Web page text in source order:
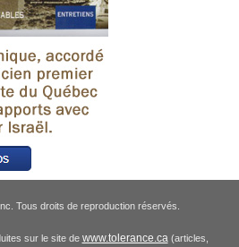
Tous droits de reproduction réservés.
sur le site de www.tolerance.ca(articles,